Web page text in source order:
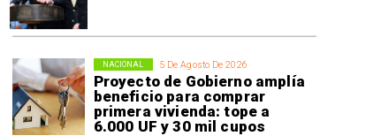
5 De Agosto De 2026
Proyecto de Gobierno amplía
beneficio para comprar
primera vivienda: tope a
6.000 UF y 30 mil cupos
NACIONAL